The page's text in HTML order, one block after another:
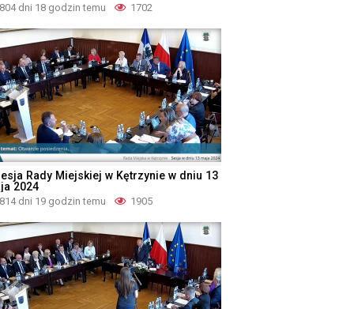
804 dni 18 godzin temu 1702
Rady Miejskiej w Kętrzynie w dniu 13
2024
814 dni 19 godzin temu 1905